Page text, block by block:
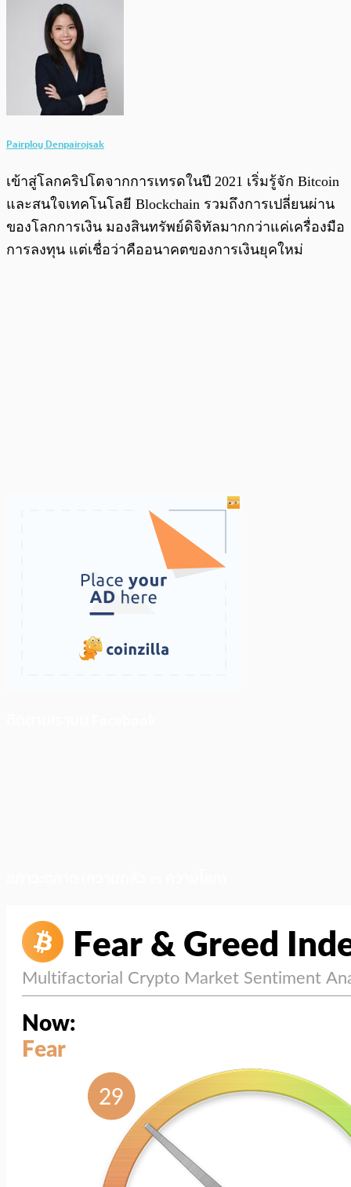
Pairploy Denpairojsak
เข้าสู่โลกคริปโตจากการเทรดในปี 2021 เริ่มรู้จัก Bitcoin
และสนใจเทคโนโลยี Blockchain รวมถึงการเปลี่ยนผ่าน
ของโลกการเงิน มองสินทรัพย์ดิจิทัลมากกว่าแค่เครื่องมือ
การลงทุน แต่เชื่อว่าคืออนาคตของการเงินยุคใหม่